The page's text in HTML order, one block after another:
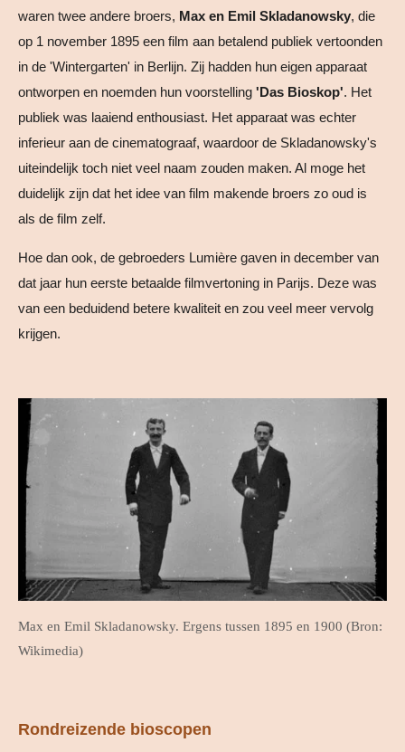
waren twee andere broers, Max en Emil Skladanowsky, die
op 1 november 1895 een film aan betalend publiek vertoonden
in de 'Wintergarten' in Berlijn. Zij hadden hun eigen apparaat
ontworpen en noemden hun voorstelling 'Das Bioskop'. Het
publiek was laaiend enthousiast. Het apparaat was echter
inferieur aan de cinematograaf, waardoor de Skladanowsky's
uiteindelijk toch niet veel naam zouden maken. Al moge het
duidelijk zijn dat het idee van film makende broers zo oud is
als de film zelf.
Hoe dan ook, de gebroeders Lumière gaven in december van
dat jaar hun eerste betaalde filmvertoning in Parijs. Deze was
van een beduidend betere kwaliteit en zou veel meer vervolg
krijgen.
Max en Emil Skladanowsky. Ergens tussen 1895 en 1900 (Bron:
Wikimedia)
Rondreizende bioscopen